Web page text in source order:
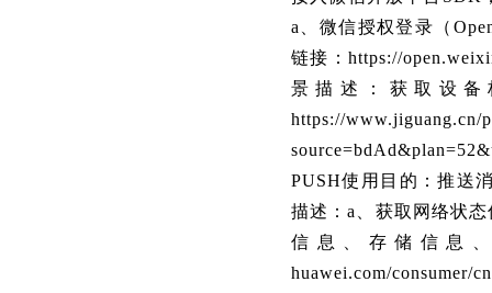
a、微信授权登录（
链接：https://
景描述：获取设
https://www.jiguang.cn/
PUSH使用目的：推送
描述：a、获取网络状
信息、存储信息
huawei.com/consumer/